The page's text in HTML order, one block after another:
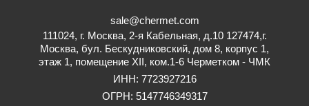
sale@chermet.com
111024, г. Москва, 2-я Кабельная, д.10 127474,г.
Москва, бул. Бескудниковский, дом 8, корпус 1,
этаж 1, помещение XII, ком.1-6 Черметком - ЧМК
ИНН: 7723927216
ОГРН: 5147746349317